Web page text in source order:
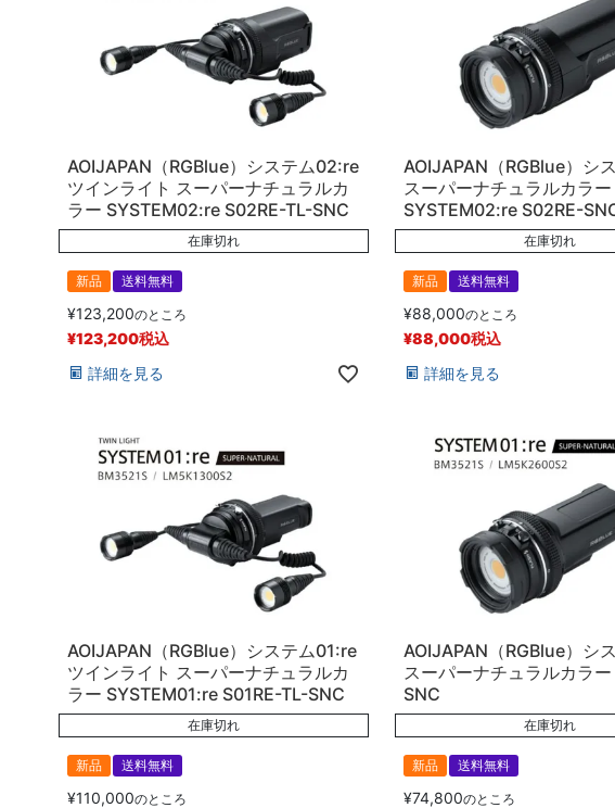
AOIJAPAN（RGBlue）システム02:re
ツインライト スーパーナチュラルカ
ラー SYSTEM02:re S02RE-TL-SNC
在庫切れ
新品 送料無料
¥123,200のところ
¥123,200税込
詳細を見る
AOIJAPAN（RGBlue）シ
スーパーナチュラルカラー
SYSTEM02:re S02RE-
在庫切れ
新品 送料無料
¥88,000のところ
¥88,000税込
詳細を見る
AOIJAPAN（RGBlue）システム01:re
ツインライト スーパーナチュラルカ
ラー SYSTEM01:re S01RE-TL-SNC
在庫切れ
新品 送料無料
¥110,000のところ
AOIJAPAN（RGBlue）シ
スーパーナチュラルカラ
SNC
在庫切れ
新品 送料無料
¥74,800のところ